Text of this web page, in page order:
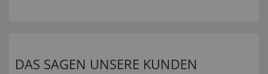
DAS SAGEN UNSERE KUNDEN